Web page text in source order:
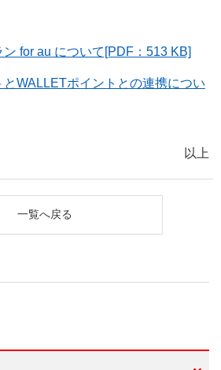
for au について[PDF：513 KB]
WALLETポイントとの連携につい
以上
一覧へ戻る